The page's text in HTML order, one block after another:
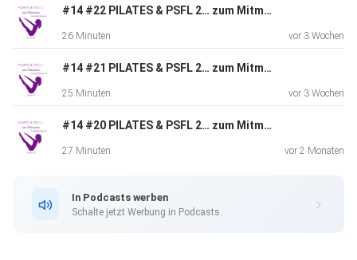
stehen in
Wechselwirkung zueinander.
Mit einfachen Körperübungen und Bewegungsabläufen
Gefühle
#14 #22 PILATES & PSFL 2… zum Mitmachen
26 Minuten vor 3 Wochen
#14 #21 PILATES & PSFL 2… zum Mitmachen
25 Minuten vor 3 Wochen
#14 #20 PILATES & PSFL 2… zum Mitmachen
27 Minuten vor 2 Monaten
In Podcasts werben
Schalte jetzt Werbung in Podcasts.